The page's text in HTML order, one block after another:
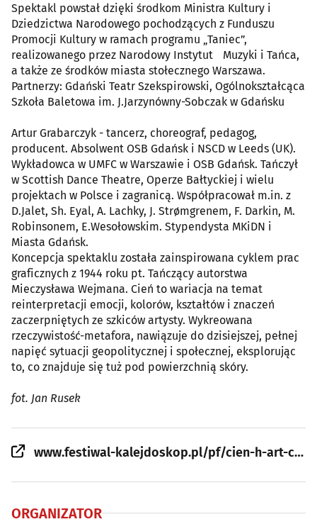
Spektakl powstał dzięki środkom Ministra Kultury i
Dziedzictwa Narodowego pochodzących z Funduszu
Promocji Kultury w ramach programu „Taniec”,
realizowanego przez Narodowy Instytut Muzyki i Tańca,
a także ze środków miasta stołecznego Warszawa.
Partnerzy: Gdański Teatr Szekspirowski, Ogólnokształcąca
Szkoła Baletowa im. J.Jarzynówny-Sobczak w Gdańsku
Artur Grabarczyk - tancerz, choreograf, pedagog,
producent. Absolwent OSB Gdańsk i NSCD w Leeds (UK).
Wykładowca w UMFC w Warszawie i OSB Gdańsk. Tańczył
w Scottish Dance Theatre, Operze Bałtyckiej i wielu
projektach w Polsce i zagranicą. Współpracował m.in. z
D.Jalet, Sh. Eyal, A. Lachky, J. Strømgrenem, F. Darkin, M.
Robinsonem, E.Wesołowskim. Stypendysta MKiDN i
Miasta Gdańsk.
Koncepcja spektaklu została zainspirowana cyklem prac
graficznych z 1944 roku pt. Tańczący autorstwa
Mieczysława Wejmana. Cień to wariacja na temat
reinterpretacji emocji, kolorów, kształtów i znaczeń
zaczerpniętych ze szkiców artysty. Wykreowana
rzeczywistość-metafora, nawiązuje do dzisiejszej, pełnej
napięć sytuacji geopolitycznej i społecznej, eksplorując
to, co znajduje się tuż pod powierzchnią skóry.
fot. Jan Rusek
www.festiwal-kalejdoskop.pl/pf/cien-h-art-company-spektakl-55/
ORGANIZATOR